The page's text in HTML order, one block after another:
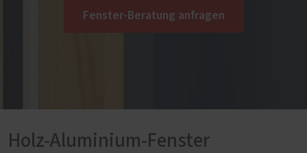
Fenster-Beratung anfragen
Holz-Aluminium-Fenster